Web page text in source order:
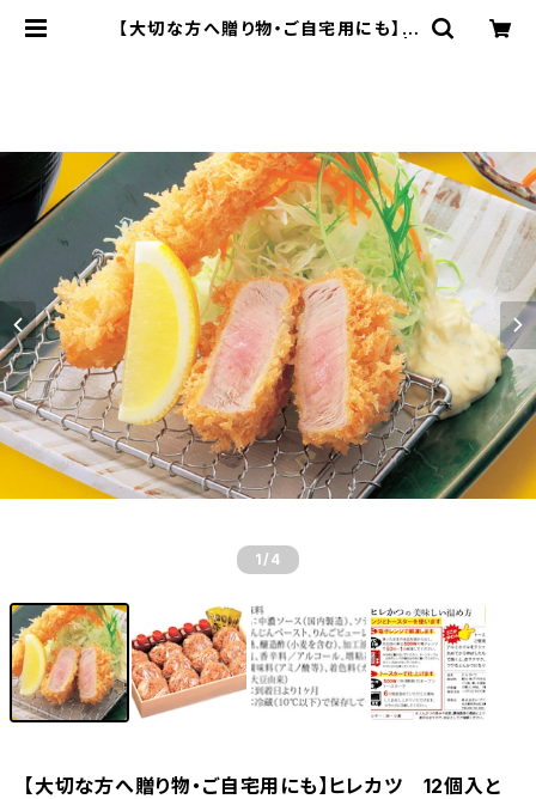
【大切な方へ贈り物・ご自宅用にも】ヒ
1 /4
【大切な方へ贈り物・ご自宅用にも】ヒレカツ 12個入と